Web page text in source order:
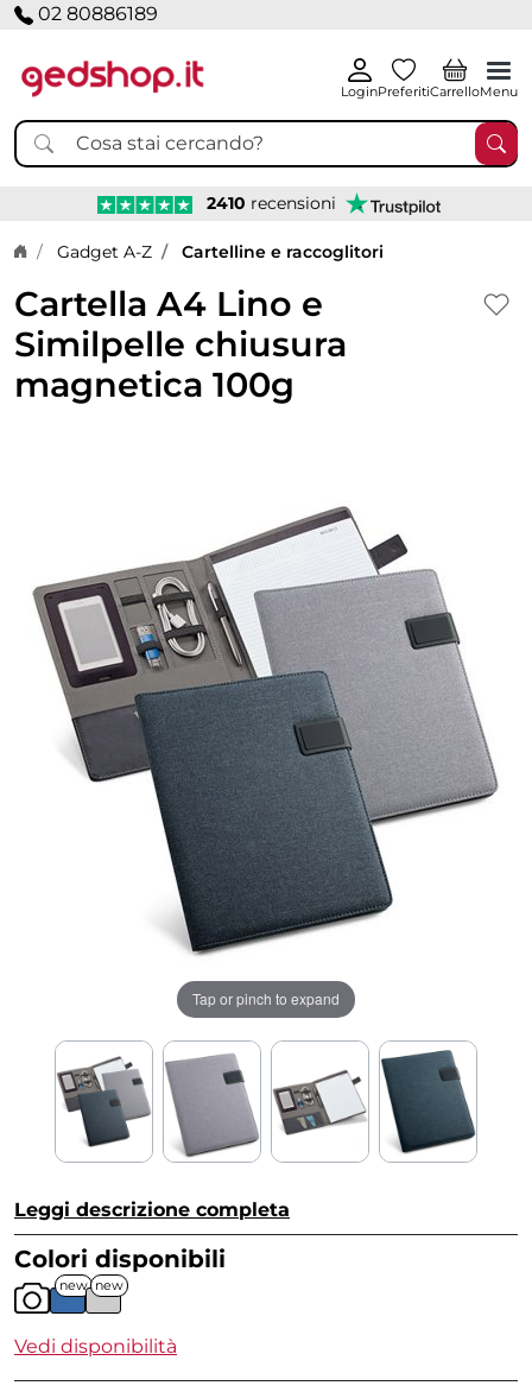
02 80886189
LoginPreferitiCarrelloMenu
2410 recensioni
Home page
Gadget A-Z Cartelline e raccoglitori
Cartella A4 Lino e
Similpelle chiusura
magnetica 100g
Tap or pinch to expand
Leggi descrizione completa
Colori disponibili
new new
Vedi disponibilità